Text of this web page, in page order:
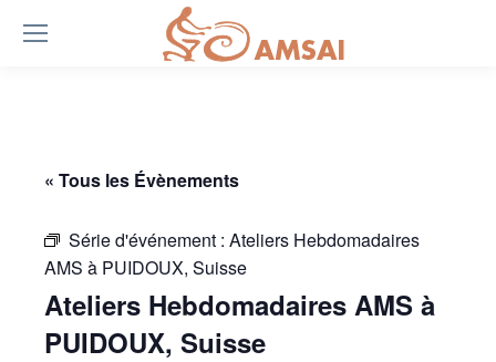
« Tous les Évènements
Série d'événement : Ateliers Hebdomadaires
AMS à PUIDOUX, Suisse
Ateliers Hebdomadaires AMS à
PUIDOUX, Suisse